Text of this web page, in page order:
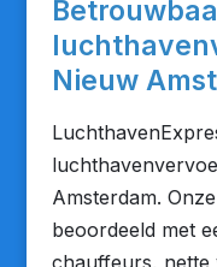
Nieuw
Amsterdam.
beoordeeld met
chauffeurs, nette